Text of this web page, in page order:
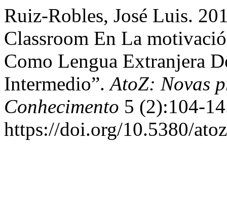
Ruiz-Robles, José Luis.
Classroom En La
Como Lengua Extranjera
Intermedio”.AtoZ: Novas
Conhecimento 5 (2):104-
https://doi.org/10.5380/